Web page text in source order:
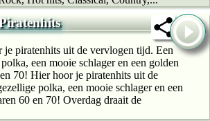
je piratenhits uit de vervlogen tijd. Een
een mooie schlager en een golden
70! Hier hoor je piratenhits uit de
polka, een mooie schlager en een
60 en 70! Overdag draait de